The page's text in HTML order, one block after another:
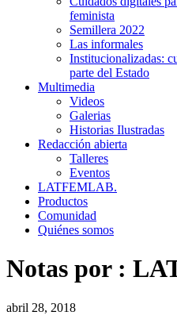
feminista
Semillera 2022
Las informales
Institucionalizadas:
parte del Estado
Multimedia
Videos
Galerias
Historias Ilustradas
Redacción abierta
Talleres
Eventos
LATFEMLAB.
Productos
Comunidad
Quiénes somos
Notas por :
abril 28, 2018